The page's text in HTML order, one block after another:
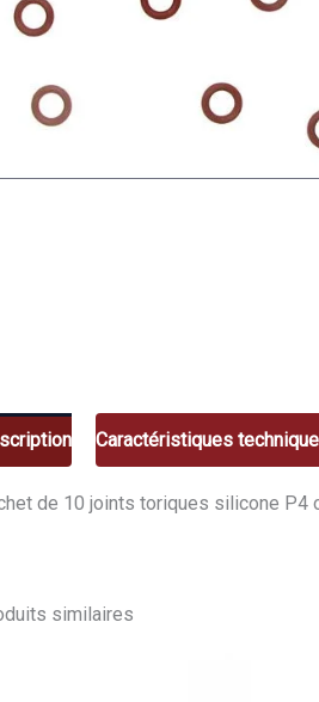
Caractéristiques
de 10 joints toriques silicone P4
similaires